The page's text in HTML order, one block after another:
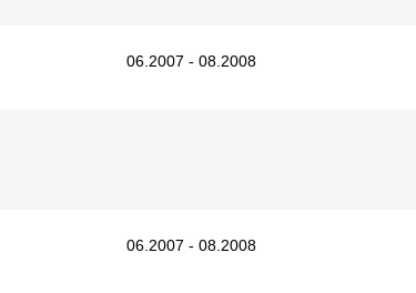
06.2007 - 08.2008
06.2007 - 08.2008